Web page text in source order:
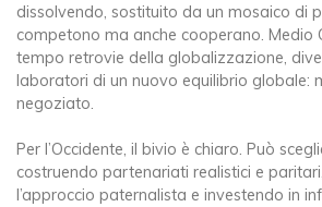
dissolvendo, sostituito da un mosaico di
competono ma anche cooperano. Medio
tempo retrovie della globalizzazione,
laboratori di un nuovo equilibrio globale:
negoziato.
Per l’Occidente, il bivio è chiaro. Può
costruendo partenariati realistici e
l’approccio paternalista e investendo in